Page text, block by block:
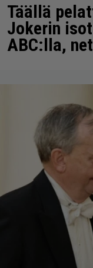
Täällä
Jokerin
ABC:lla,